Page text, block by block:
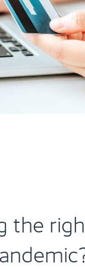
the